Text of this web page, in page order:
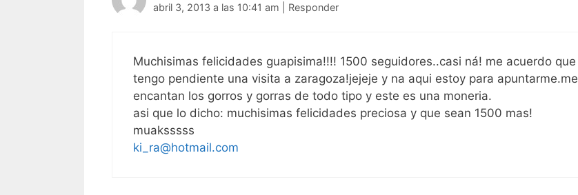
abril 3, 2013 a las 10:41 am Responder
Muchisimas felicidades guapisima!!!! 1500 seguidores..casi ná! me acuerdo que
tengo pendiente una visita a zaragoza!jejeje y na aqui estoy para apuntarme.me
encantan los gorros y gorras de todo tipo y este es una moneria.
asi que lo dicho: muchisimas felicidades preciosa y que sean 1500 mas!
muaksssss
ki_ra@hotmail.com